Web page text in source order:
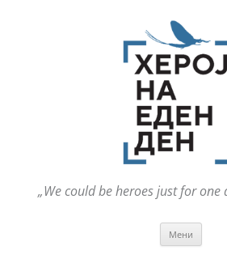
„We could be heroes just for one
Мени